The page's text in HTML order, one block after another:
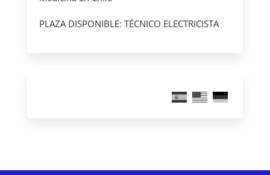
PLAZA DISPONIBLE: TÉCNICO ELECTRICISTA